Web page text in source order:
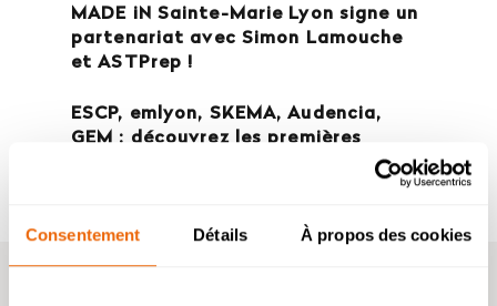
Consentement Détails À propos des cookies
MADE iN Sainte-Marie Lyon signe un
partenariat avec Simon Lamouche
et ASTPrep !
ESCP, emlyon, SKEMA, Audencia,
GEM : découvrez les premières
admissibilités 2026 de nos étudiants